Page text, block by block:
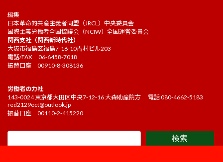
編集
日本革命的共産主義者同盟（JRCL）中央委員会
国際主義労働者全国協議会（NCIW）全国運営委員会
関西支社（関西新時代社）
大阪市福島区福島7-16-10吉村ビル203
電話/FAX 06-6458-7018
振替口座 00910-8-308136
労働者の力社
143-0024 東京都大田区中央7-12-16 大森助産院方 電話 080-4662-5183
red2129oct@outlook.jp
振替口座 00110-2-415220
検索